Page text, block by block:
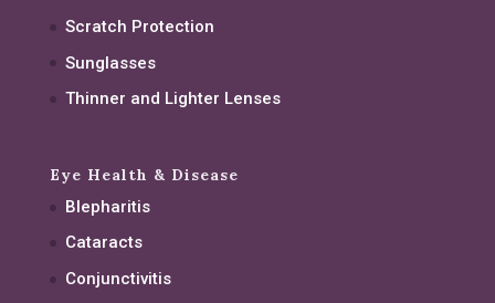
Scratch Protection
Sunglasses
Thinner and Lighter Lenses
Eye Health & Disease
Blepharitis
Cataracts
Conjunctivitis